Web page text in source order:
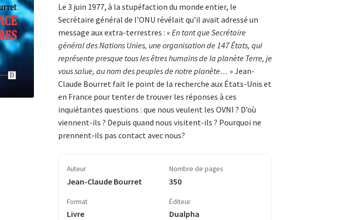
Le 3 juin 1977, à la stupéfaction du monde entier, le
Secrétaire général de l’ONU révélait qu’il avait adressé un
message aux extra-terrestres : « En tant que Secrétaire
général des Nations Unies, une organi­sation de 147 États, qui
représente presque tous les êtres humains de la planète Terre, je
vous salue, au nom des peuples de notre planète… » Jean-
Claude Bourret fait le point de la recherche aux États-­Unis et
en France pour tenter de trouver les réponses à ces
inquiétantes questions : que nous veulent les OVNI ? D’où
viennent-ils ? Depuis quand nous visitent-ils ? Pourquoi ne
prennent-ils pas contact avec nous?
Auteur
Jean-Claude Bourret
Nombre de pages
350
Format
Livre
Éditeur
Dualpha